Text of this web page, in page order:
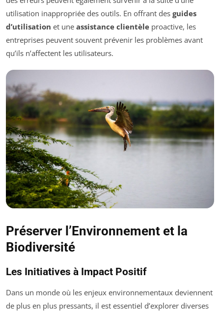
utilisation inappropriée des outils. En offrant des guides
d’utilisation et une assistance clientèle proactive, les
entreprises peuvent souvent prévenir les problèmes avant
qu’ils n’affectent les utilisateurs.
Préserver l’Environnement et la
Biodiversité
Les Initiatives à Impact Positif
Dans un monde où les enjeux environnementaux deviennent
de plus en plus pressants, il est essentiel d’explorer diverses